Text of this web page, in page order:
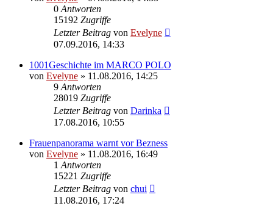
0 Antworten
15192 Zugriffe
Letzter Beitrag von Evelyne
07.09.2016, 14:33
1001Geschichte im MARCO POLO
von Evelyne » 11.08.2016, 14:25
9 Antworten
28019 Zugriffe
Letzter Beitrag von Darinka
17.08.2016, 10:55
Frauenpanorama warnt vor Bezness
von Evelyne » 11.08.2016, 16:49
1 Antworten
15221 Zugriffe
Letzter Beitrag von chui
11.08.2016, 17:24